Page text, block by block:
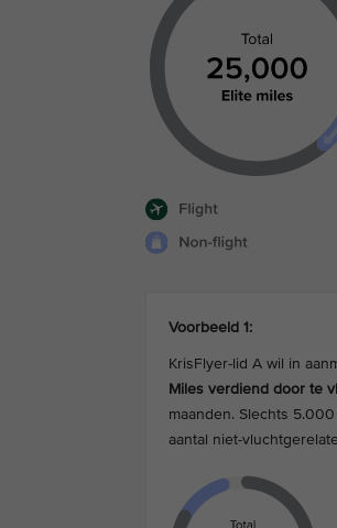
Voorbeeld 1:
KrisFlyer-lid A wil in
Miles verdiend door te
maanden. Slechts
aantal niet-